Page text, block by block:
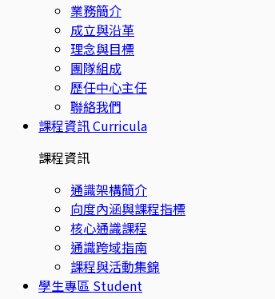
業務簡介
成立與沿革
理念與目標
團隊組成
歷任中心主任
聯絡我們
課程資訊Curricula
課程資訊
通識架構簡介
向度內涵與課程指標
核心通識課程
通識跨域指南
課程與活動集錦
學生專區 Student